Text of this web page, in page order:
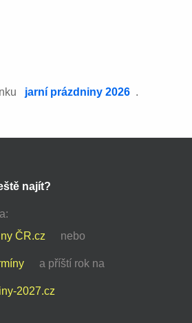
jarní prázdniny 2026 .
najít?
ČR.cz
nebo
a příští rok na
2027.cz